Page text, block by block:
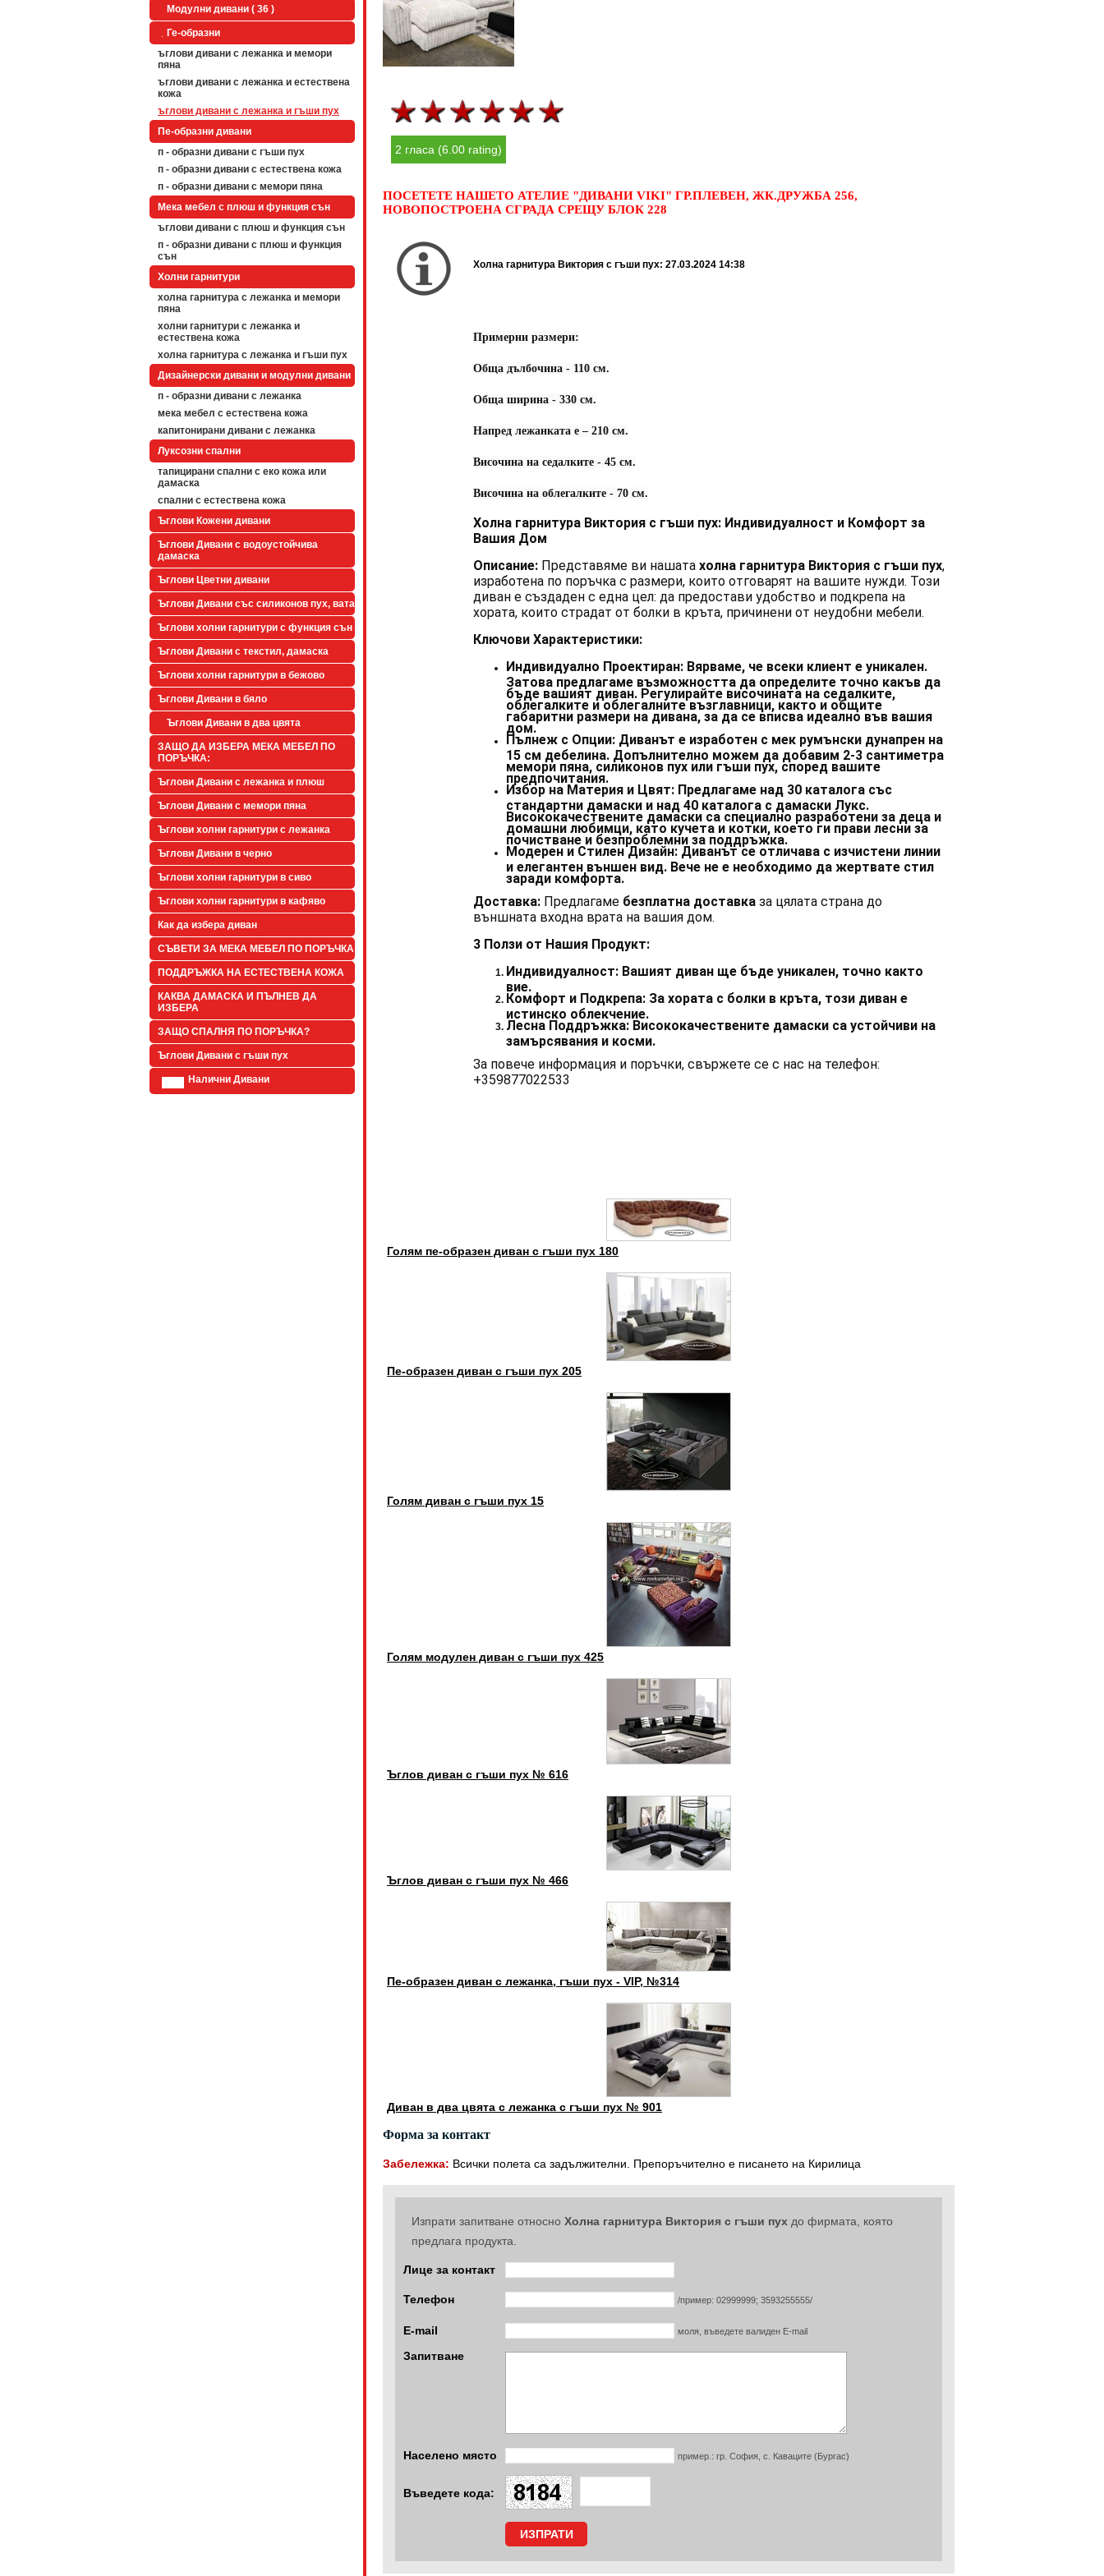
Модулни дивани ( 36 )
Ге-образни
ъглови дивани с лежанка и мемори
пяна
ъглови дивани с лежанка и естествена
кожа
ъглови дивани с лежанка и гъши пух
Пе-образни дивани
п - образни дивани с гъши пух
п - образни дивани с естествена кожа
п - образни дивани с мемори пяна
Мека мебел с плюш и функция сън
ъглови дивани с плюш и функция сън
п - образни дивани с плюш и функция
сън
Холни гарнитури
холна гарнитура с лежанка и мемори
пяна
холни гарнитури с лежанка и
естествена кожа
холна гарнитура с лежанка и гъши пух
Дизайнерски дивани и модулни дивани
п - образни дивани с лежанка
мека мебел с естествена кожа
капитонирани дивани с лежанка
Луксозни спални
тапицирани спални с еко кожа или
дамаска
спални с естествена кожа
Ъглови Кожени дивани
Ъглови Дивани с водоустойчива
дамаска
Ъглови Цветни дивани
Ъглови Дивани със силиконов пух, вата
Ъглови холни гарнитури с функция сън
Ъглови Дивани с текстил, дамаска
Ъглови холни гарнитури в бежово
Ъглови Дивани в бяло
Ъглови Дивани в два цвята
ЗАЩО ДА ИЗБЕРА МЕКА МЕБЕЛ ПО
ПОРЪЧКА:
Ъглови Дивани с лежанка и плюш
Ъглови Дивани с мемори пяна
Ъглови холни гарнитури с лежанка
Ъглови Дивани в черно
Ъглови холни гарнитури в сиво
Ъглови холни гарнитури в кафяво
Как да избера диван
СЪВЕТИ ЗА МЕКА МЕБЕЛ ПО ПОРЪЧКА
ПОДДРЪЖКА НА ЕСТЕСТВЕНА КОЖА
КАКВА ДАМАСКА И ПЪЛНЕВ ДА
ИЗБЕРА
ЗАЩО СПАЛНЯ ПО ПОРЪЧКА?
Ъглови Дивани с гъши пух
Налични Дивани
2 гласа (6.00 rating)
ПОСЕТЕТЕ НАШЕТО АТЕЛИЕ "ДИВАНИ VIKI" ГР.ПЛЕВЕН, ЖК.ДРУЖБА 256,
НОВОПОСТРОЕНА СГРАДА СРЕЩУ БЛОК 228
Холна гарнитура Виктория с гъши пух: 27.03.2024 14:38
Примерни размери:
Обща дълбочина - 110 см.
Обща ширина - 330 см.
Напред лежанката е – 210 см.
Височина на седалките - 45 см.
Височина на облегалките - 70 см.
Холна гарнитура Виктория с гъши пух: Индивидуалност и Комфорт за
Вашия Дом
Описание: Представяме ви нашата холна гарнитура Виктория с гъши пух,
изработена по поръчка с размери, които отговарят на вашите нужди. Този
диван е създаден с една цел: да предостави удобство и подкрепа на
хората, които страдат от болки в кръта, причинени от неудобни мебели.
Ключови Характеристики:
Индивидуално Проектиран: Вярваме, че всеки клиент е уникален.
Затова предлагаме възможността да определите точно какъв да
бъде вашият диван. Регулирайте височината на седалките,
облегалките и облегалните възглавници, както и общите
габаритни размери на дивана, за да се вписва идеално във вашия
дом.
Пълнеж с Опции: Диванът е изработен с мек румънски дунапрен на
15 см дебелина. Допълнително можем да добавим 2-3 сантиметра
мемори пяна, силиконов пух или гъши пух, според вашите
предпочитания.
Избор на Материя и Цвят: Предлагаме над 30 каталога със
стандартни дамаски и над 40 каталога с дамаски Лукс.
Висококачествените дамаски са специално разработени за деца и
домашни любимци, като кучета и котки, което ги прави лесни за
почистване и безпроблемни за поддръжка.
Модерен и Стилен Дизайн: Диванът се отличава с изчистени линии
и елегантен външен вид. Вече не е необходимо да жертвате стил
заради комфорта.
Доставка: Предлагаме безплатна доставка за цялата страна до
външната входна врата на вашия дом.
3 Ползи от Нашия Продукт:
Индивидуалност: Вашият диван ще бъде уникален, точно както
вие.
Комфорт и Подкрепа: За хората с болки в кръта, този диван е
истинско облекчение.
Лесна Поддръжка: Висококачествените дамаски са устойчиви на
замърсявания и косми.
За повече информация и поръчки, свържете се с нас на телефон:
+359877022533
Голям пе-образен диван с гъши пух 180
Пе-образен диван с гъши пух 205
Голям диван с гъши пух 15
Голям модулен диван с гъши пух 425
Ъглов диван с гъши пух № 616
Ъглов диван с гъши пух № 466
Пе-образен диван с лежанка, гъши пух - VIP, №314
Диван в два цвята с лежанка с гъши пух № 901
Форма за контакт
Забележка: Всички полета са задължителни. Препоръчително е писането на Кирилица
Изпрати запитване относно Холна гарнитура Виктория с гъши пух до фирмата, която
предлага продукта.
Лице за контакт
Телефон /пример: 02999999; 3593255555/
E-mail моля, въведете валиден E-mail
Запитване
Населено място пример.: гр. София, с. Каваците (Бургас)
Въведете кода: